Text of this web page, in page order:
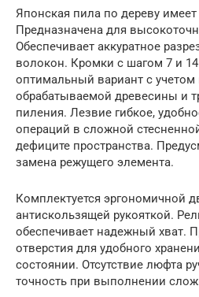
Японская пила по дереву
Предназначена для
Обеспечивает аккуратное
волокон. Кромки с шагом 7 и
оптимальный вариант с учетом
обрабатываемой древесины и
пиления. Лезвие гибкое,
операций в сложной
дефиците пространства.
замена режущего элемента.
Комплектуется эргономичной
антискользящей рукояткой.
обеспечивает надежный хват.
отверстия для удобного
состоянии. Отсутствие люфта
точность при выполнении